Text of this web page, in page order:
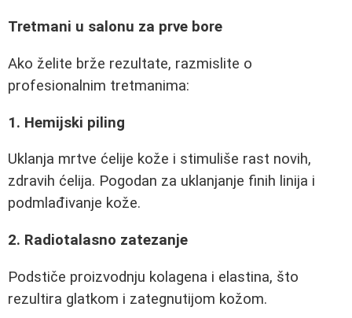
Tretmani u salonu za prve bore
Ako želite brže rezultate, razmislite o
profesionalnim tretmanima:
1. Hemijski piling
Uklanja mrtve ćelije kože i stimuliše rast novih,
zdravih ćelija. Pogodan za uklanjanje finih linija i
podmlađivanje kože.
2. Radiotalasno zatezanje
Podstiče proizvodnju kolagena i elastina, što
rezultira glatkom i zategnutijom kožom.